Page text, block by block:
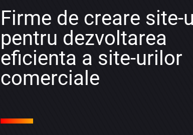
Firme de creare site-
pentru dezvoltarea
eficienta a site-urilor
comerciale